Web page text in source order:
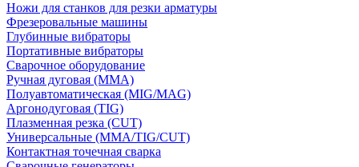
Ножи для станков для резки арматуры
Фрезеровальные машины
Глубинные вибраторы
Портативные вибраторы
Сварочное оборудование
Ручная дуговая (MMA)
Полуавтоматическая (MIG/MAG)
Аргонодуговая (TIG)
Плазменная резка (CUT)
Универсальные (MMA/TIG/CUT)
Контактная точечная сварка